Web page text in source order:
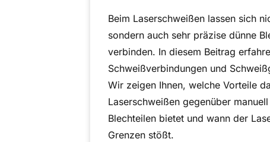
Beim Laserschweißen lassen sich
sondern auch sehr präzise dünne
verbinden. In diesem Beitrag
Schweißverbindungen und
Wir zeigen Ihnen, welche Vorteile
Laserschweißen gegenüber
Blechteilen bietet und wann der
Grenzen stößt.